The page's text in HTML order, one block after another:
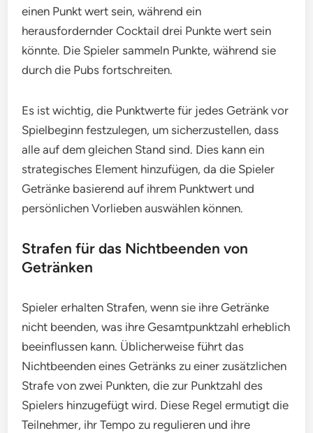
einen Punkt wert sein, während ein
herausfordernder Cocktail drei Punkte wert sein
könnte. Die Spieler sammeln Punkte, während sie
durch die Pubs fortschreiten.
Es ist wichtig, die Punktwerte für jedes Getränk vor
Spielbeginn festzulegen, um sicherzustellen, dass
alle auf dem gleichen Stand sind. Dies kann ein
strategisches Element hinzufügen, da die Spieler
Getränke basierend auf ihrem Punktwert und
persönlichen Vorlieben auswählen können.
Strafen für das Nichtbeenden von
Getränken
Spieler erhalten Strafen, wenn sie ihre Getränke
nicht beenden, was ihre Gesamtpunktzahl erheblich
beeinflussen kann. Üblicherweise führt das
Nichtbeenden eines Getränks zu einer zusätzlichen
Strafe von zwei Punkten, die zur Punktzahl des
Spielers hinzugefügt wird. Diese Regel ermutigt die
Teilnehmer, ihr Tempo zu regulieren und ihre